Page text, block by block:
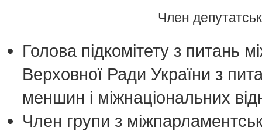
Член
Голова підкомітету з питань
Верховної Ради України з
меншин і міжнаціональних
Член групи з